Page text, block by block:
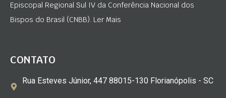
Episcopal Regional Sul IV da Conferência Nacional dos
Bispos do Brasil (CNBB). Ler Mais
CONTATO
Rua Esteves Júnior, 447 88015-130 Florianópolis - SC